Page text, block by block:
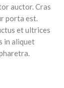
auctor. Cras
porta est.
et ultrices
in aliquet